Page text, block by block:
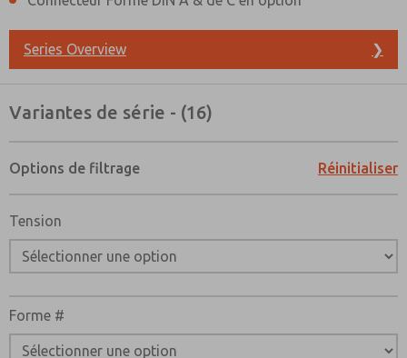
Series Overview ❯
Variantes de série - (16)
Options de filtrage Réinitialiser
Tension
Forme #